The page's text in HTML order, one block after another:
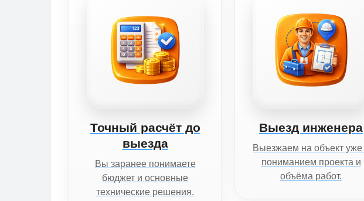
Точный расчёт до
выезда
Вы заранее понимаете
бюджет и основные
технические решения.
Выезд инженера
Выезжаем на объект уже
пониманием проекта и
объёма работ.